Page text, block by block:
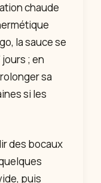
chaude
la sauce se
; en
sa
si les
des bocaux
puis